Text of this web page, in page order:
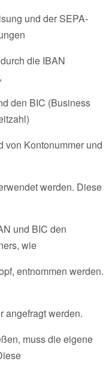
und der SEPA-
die IBAN
den BIC (Business
von Kontonummer und
werden. Diese
und BIC den
wie
entnommen werden.
angefragt werden.
muss die eigene